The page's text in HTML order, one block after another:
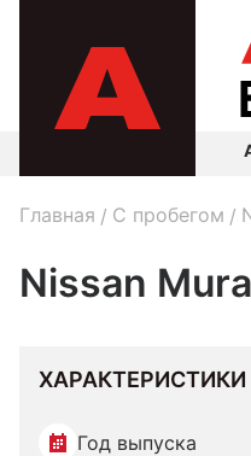
Главная C пробегом
Nissan
ХАРАКТЕРИСТИКИ
Год выпуска